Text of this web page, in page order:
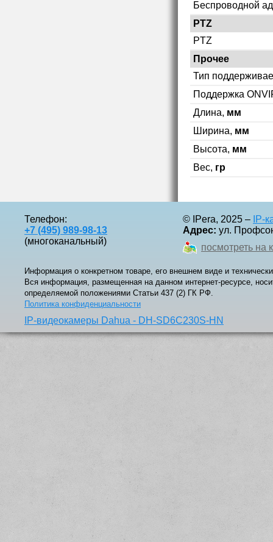
Беспроводной
PTZ
PTZ
Прочее
Тип
Поддержка
Длина, мм
Ширина, мм
Высота, мм
Вес, гр
Телефон:
+7 (495) 989-98-13
(многоканальный)
© IPera, 2025 – IP-
Адрес: ул.
посмотреть на
Информация о конкретном товаре, его внешнем виде и
Вся информация, размещенная на данном интернет-ресурсе,
определяемой положениями Статьи 437 (2) ГК РФ.
Политика конфиденциальности
IP-видеокамеры Dahua - DH-SD6C230S-HN